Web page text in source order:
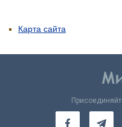
Карта сайта